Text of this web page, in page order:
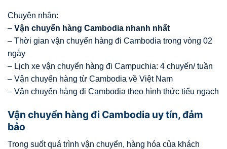
Chuyên nhận:
– Vận chuyển hàng Cambodia nhanh nhất
– Thời gian vận chuyển hàng đi Cambodia trong vòng 02
ngày
– Lịch xe vận chuyển hàng đi Campuchia: 4 chuyến/ tuần
– Vận chuyển hàng từ Cambodia về Việt Nam
– Vận chuyển hàng đi Cambodia theo hình thức tiểu ngạch
Vận chuyển hàng đi Cambodia uy tín, đảm
bảo
Trong suốt quá trình vận chuyển, hàng hóa của khách